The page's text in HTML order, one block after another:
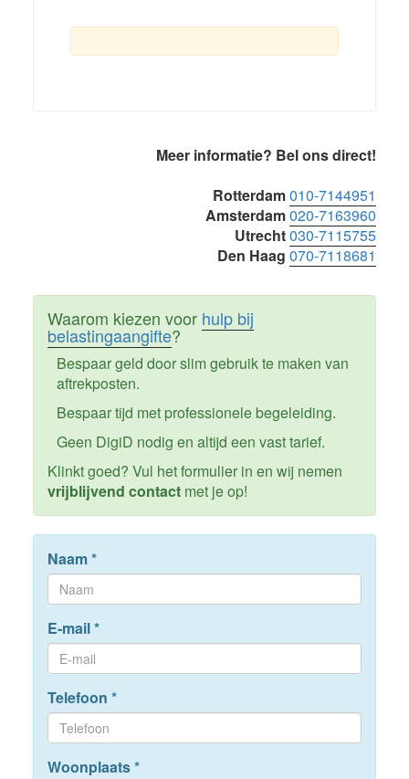
Meer informatie? Bel ons direct!
Rotterdam010-7144951
Amsterdam020-7163960
Utrecht030-7115755
Den Haag 070-7118681
Waarom kiezen voor hulp bij
belastingaangifte?
Bespaar geld door slim gebruik te maken van
aftrekposten.
Bespaar tijd met professionele begeleiding.
Geen DigiD nodig en altijd een vast tarief.
Klinkt goed? Vul het formulier in en wij nemen
vrijblijvend contactmet je op!
Naam*
E-mail*
Telefoon *
Woonplaats*